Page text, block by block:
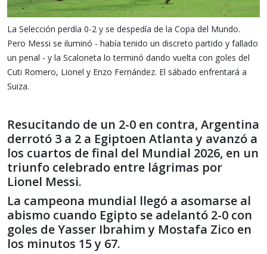
La Selección perdía 0-2 y se despedía de la Copa del Mundo.
Pero Messi se iluminó - había tenido un discreto partido y fallado
un penal - y la Scaloneta lo terminó dando vuelta con goles del
Cuti Romero, Lionel y Enzo Fernández. El sábado enfrentará a
Suiza.
Resucitando de un 2-0 en contra, Argentina
derrotó 3 a 2 a Egiptoen Atlanta y avanzó a
los cuartos de final del Mundial 2026, en un
triunfo celebrado entre lágrimas por
Lionel Messi.
La campeona mundial llegó a asomarse al
abismo cuando Egipto se adelantó 2-0 con
goles de Yasser Ibrahim y Mostafa Zico en
los minutos 15 y 67.